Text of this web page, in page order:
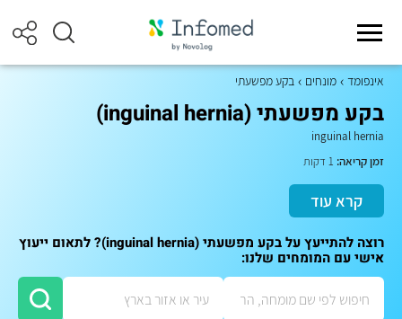
אינפומד מונחים בקע מפשעתי
בקע מפשעתי (inguinal hernia)
inguinal hernia
זמן קריאה:
קרא עוד
רוצה להתייעץ על בקע מפשעתי (inguinal hernia)? לתאום ייעוץ
אישי עם המומחים שלנו: